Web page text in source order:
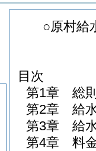
○原村給
目次
第1章
総
第2章
給
第3章
給
第4章
料